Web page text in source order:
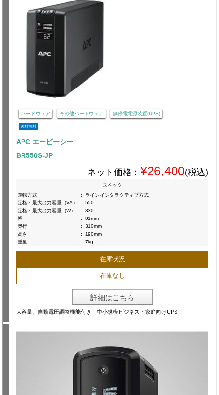
ハードウェア その他ハードウェア 無停電電源装置(UPS)
送料無料
APC エーピーシー
BR550S-JP
ネット価格： ¥26,400(税込)
スペック
運転方式
:
ラインインタラクティブ方式
定格・最大出力容量（VA）
:
550
定格・最大出力容量（W）
:
330
幅
:
91mm
奥行
:
310mm
高さ
:
190mm
重量
: 7kg
在庫状況
在庫なし
詳細はこちら
大容量、自動電圧調整機能付き 中小規模ビジネス・家庭向けUPS